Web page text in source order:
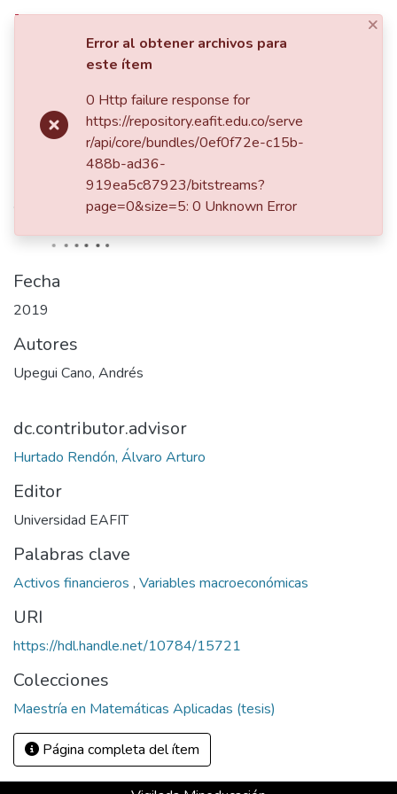
Iniciar sesión
Comunidades
Listar por
Estadísticas
Publicación:Efecto del precio de
activos financieros sobre
variables macroeconómicas
Fecha
2019
Autores
Upegui Cano, Andrés
dc.contributor.advisor
Hurtado Rendón, Álvaro Arturo
Editor
Universidad EAFIT
Palabras clave
Activos financieros , Variables macroeconómicas
URI
https://hdl.handle.net/10784/15721
Colecciones
Maestría en Matemáticas Aplicadas (tesis)
Página completa del ítem
×
Error al obtener archivos para
este ítem
0 Http failure response for
https://repository.eafit.edu.co/serve
r/api/core/bundles/0ef0f72e-c15b-
488b-ad36-
919ea5c87923/bitstreams?
page=0&size=5: 0 Unknown Error